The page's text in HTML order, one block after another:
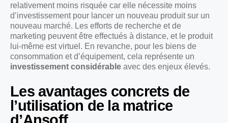
relativement moins risquée car elle nécessite moins
d’investissement pour lancer un nouveau produit sur un
nouveau marché. Les efforts de recherche et de
marketing peuvent être effectués à distance, et le produit
lui-même est virtuel. En revanche, pour les biens de
consommation et d’équipement, cela représente un
investissement considérable avec des enjeux élevés.
Les avantages concrets de
l’utilisation de la matrice